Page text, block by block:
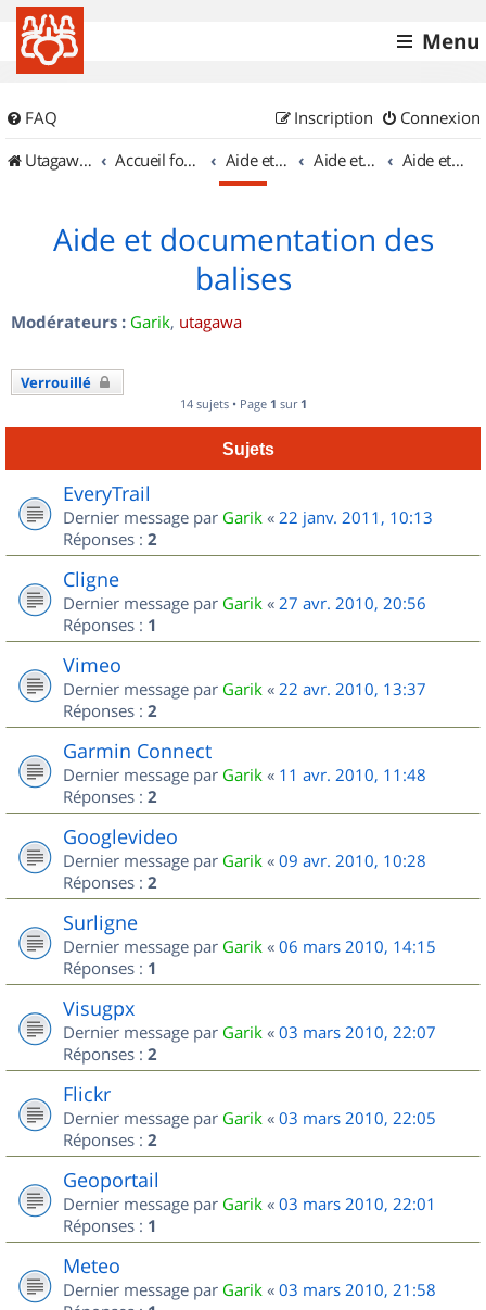
Menu
FAQ Connexion
Inscription
UtagawaVTT (Randos VTT et VTTAE avec traces GPS)
Accueil forum Aide et documentation Aide et documentation Aide et documentation des balises
Aide et documentation des
balises
Modérateurs : Garik, utagawa
Verrouillé
14 sujets • Page 1 sur 1
Sujets
EveryTrail
Dernier message par Garik « 22 janv. 2011, 10:13
Réponses : 2
Cligne
Dernier message par Garik « 27 avr. 2010, 20:56
Réponses : 1
Vimeo
Dernier message par Garik « 22 avr. 2010, 13:37
Réponses : 2
Garmin Connect
Dernier message par Garik « 11 avr. 2010, 11:48
Réponses : 2
Googlevideo
Dernier message par Garik « 09 avr. 2010, 10:28
Réponses : 2
Surligne
Dernier message par Garik « 06 mars 2010, 14:15
Réponses : 1
Visugpx
Dernier message par Garik « 03 mars 2010, 22:07
Réponses : 2
Flickr
Dernier message par Garik « 03 mars 2010, 22:05
Réponses : 2
Geoportail
Dernier message par Garik « 03 mars 2010, 22:01
Réponses : 1
Meteo
Dernier message par Garik « 03 mars 2010, 21:58